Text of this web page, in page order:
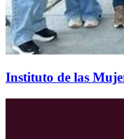
Instituto de las